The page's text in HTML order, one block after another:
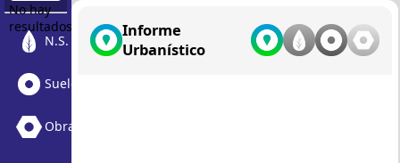
No hay
resultados
N.S. Medioambiental
Suelo Vacante + Obras
Obras
Informe
Urbanístico